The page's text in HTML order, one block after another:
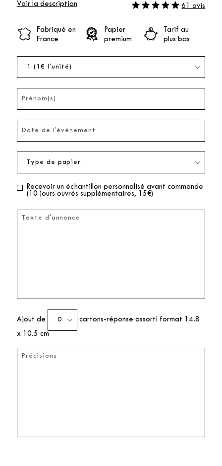
Voir la description 61 avis
Fabriqué en
France
Papier
premium
Tarif au
plus bas
Recevoir un échantillon personnalisé avant commande
(10 jours ouvrés supplémentaires, 15€)
Ajout de cartons-réponse assorti format 14.8
x 10.5 cm